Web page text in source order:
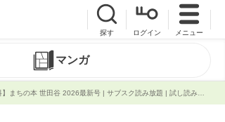
探す ログイン メニュー
マンガ